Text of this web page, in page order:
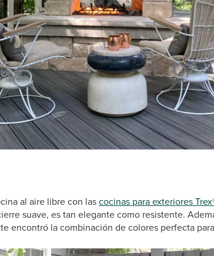
al aire libre con lascocinas para exteriores
suave, es tan elegante como resistente.
encontró la combinación de colores perfecta